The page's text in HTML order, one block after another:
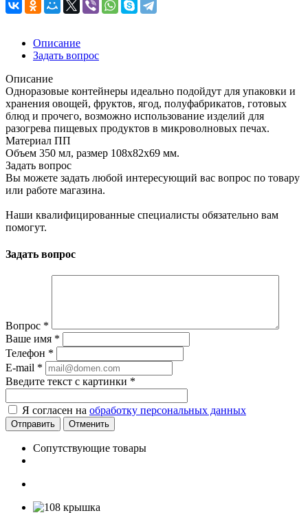
Описание
Задать вопрос
Описание
Одноразовые контейнеры идеально подойдут для упаковки и
хранения овощей, фруктов, ягод, полуфабрикатов, готовых
блюд и прочего, возможно использование изделий для
разогрева пищевых продуктов в микроволновых печах.
Материал ПП
Объем 350 мл, размер 108х82х69 мм.
Задать вопрос
Вы можете задать любой интересующий вас вопрос по товару
или работе магазина.
Наши квалифицированные специалисты обязательно вам
помогут.
Задать вопрос
Вопрос *
Ваше имя *
Телефон *
E-mail *
Введите текст с картинки *
Я согласен на обработку персональных данных
Отменить
Сопутствующие товары